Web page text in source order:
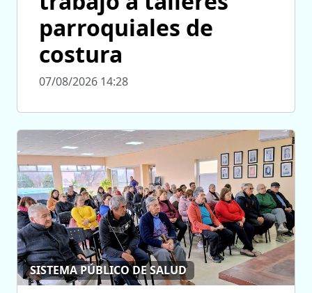
parroquiales de
costura
07/08/2026 14:28
SISTEMA PÚBLICO DE SALUD